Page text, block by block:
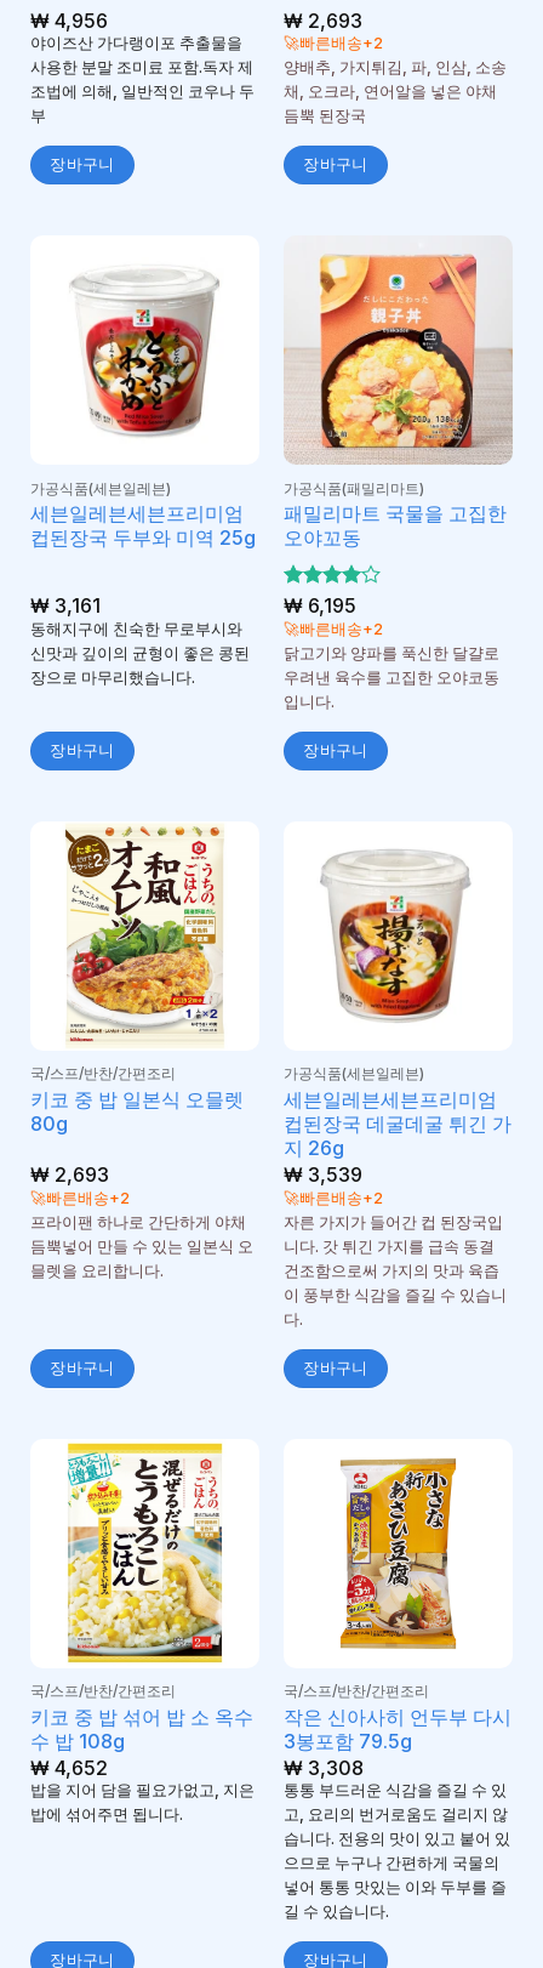
₩4,956
야이즈산 가다랭이포 추출물을
사용한 분말 조미료 포함.독자 제
조법에 의해, 일반적인 코우나 두
부
장바구니
5 중에서
5로 평가
됨
₩2,693
🚀빠른배송+2
양배추, 가지튀김, 파, 인삼, 소송
채, 오크라, 연어알을 넣은 야채
듬뿍 된장국
장바구니
가공식품(세븐일레븐)
세븐일레븐세븐프리미엄
컵된장국 두부와 미역 25g
₩3,161
동해지구에 친숙한 무로부시와
신맛과 깊이의 균형이 좋은 콩된
장으로 마무리했습니다.
장바구니
가공식품(패밀리마트)
패밀리마트 국물을 고집한
오야꼬동
5 중에서
4로 평
가됨
₩6,195
🚀빠른배송+2
닭고기와 양파를 푹신한 달걀로
우려낸 육수를 고집한 오야코동
입니다.
장바구니
국/스프/반찬/간편조리
키코 중 밥 일본식 오믈렛
80g
₩2,693
🚀빠른배송+2
프라이팬 하나로 간단하게 야채
듬뿍넣어 만들 수 있는 일본식 오
믈렛을 요리합니다.
장바구니
가공식품(세븐일레븐)
세븐일레븐세븐프리미엄
컵된장국 데굴데굴 튀긴 가
지 26g
₩3,539
🚀빠른배송+2
자른 가지가 들어간 컵 된장국입
니다. 갓 튀긴 가지를 급속 동결
건조함으로써 가지의 맛과 육즙
이 풍부한 식감을 즐길 수 있습니
다.
장바구니
국/스프/반찬/간편조리
키코 중 밥 섞어 밥 소 옥수
수 밥 108g
₩4,652
밥을 지어 담을 필요가없고, 지은
밥에 섞어주면 됩니다.
장바구니
국/스프/반찬/간편조리
작은 신아사히 언두부 다시
3봉포함 79.5g
₩3,308
통통 부드러운 식감을 즐길 수 있
고, 요리의 번거로움도 걸리지 않
습니다. 전용의 맛이 있고 붙어 있
으므로 누구나 간편하게 국물의
넣어 통통 맛있는 이와 두부를 즐
길 수 있습니다.
장바구니